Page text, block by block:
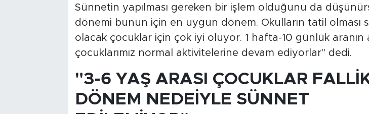
Sünnetin yapılması gereken bir işlem olduğunu da
dönemi bunun için en uygun dönem. Okulların tatil olması
olacak çocuklar için çok iyi oluyor. 1 hafta-10 günlük aranın
çocuklarımız normal aktivitelerine devam ediyorlar" dedi.
"3-6 YAŞ ARASI ÇOCUKLAR
DÖNEM NEDEİYLE SÜNNET